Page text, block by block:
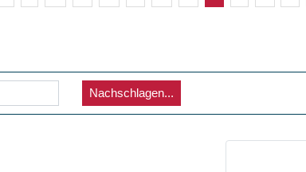
Nachschlagen...